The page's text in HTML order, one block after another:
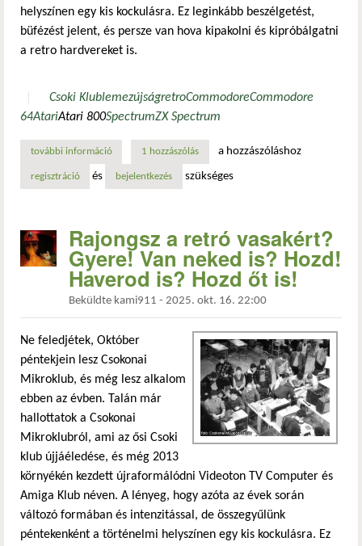
helyszínen egy kis kockulásra. Ez leginkább beszélgetést,
büfézést jelent, és persze van hova kipakolni és kipróbálgatni
a retro hardvereket is.
Csoki KlublemezújságretroCommodoreCommodore
64AtariAtari 800SpectrumZX Spectrum
további információegy kocka csoki pénteken? tartalommal kapcsolatosan
1 hozzászólás a hozzászóláshoz
regisztráció és bejelentkezés szükséges
Rajongsz a retró vasakért?
Gyere! Van neked is? Hozd!
Haverod is? Hozd őt is!
Beküldte kami911 - 2025. okt. 16. 22:00
Ne feledjétek, Október
péntekjein lesz Csokonai
Mikroklub, és még lesz alkalom
ebben az évben. Talán már
hallottatok a Csokonai
Mikroklubról, ami az ősi Csoki
klub újjáéledése, és még 2013
környékén kezdett újraformálódni Videoton TV Computer és
Amiga Klub néven. A lényeg, hogy azóta az évek során
változó formában és intenzitással, de összegyűlünk
péntekenként a történelmi helyszínen egy kis kockulásra. Ez